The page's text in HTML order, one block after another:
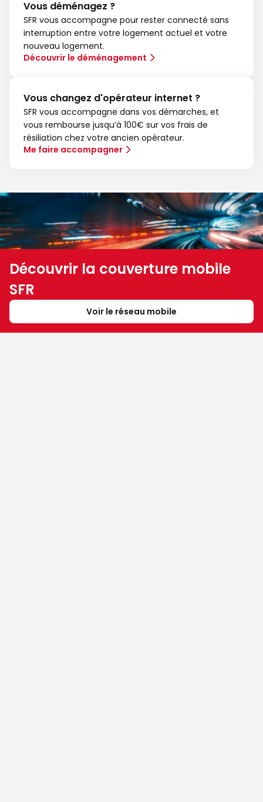
Vous déménagez ?
SFR vous accompagne pour rester connecté sans
interruption entre votre logement actuel et votre
nouveau logement.
Découvrir le déménagement
Vous changez d'opérateur internet ?
SFR vous accompagne dans vos démarches, et
vous rembourse jusqu’à 100€ sur vos frais de
résiliation chez votre ancien opérateur.
Me faire accompagner
Découvrir la couverture mobile
SFR
Voir le réseau mobile